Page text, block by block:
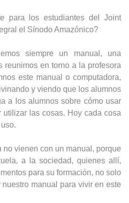
para los estudiantes del Joint
el Sínodo Amazónico?
siempre un manual, una
reunimos en torno a la profesora
este manual o computadora,
y viendo que los alumnos
a los alumnos sobre cómo usar
utilizar las cosas. Hoy cada cosa
no vienen con un manual, porque
a la sociedad, quienes allí,
para su formación, no solo
manual para vivir en este